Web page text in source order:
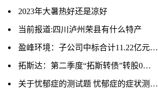
2023年大暑热好还是凉好
当前报道:四川泸州荣县有什么特产
盈峰环境：子公司中标合计11.22亿元生活垃圾分类一体化项目和城乡环卫一体化采购项目 天天快看
拓斯达：第二季度“拓斯转债”转股0股_世界速讯
关于忧郁症的测试题 忧郁症的症状测试题-焦点资讯